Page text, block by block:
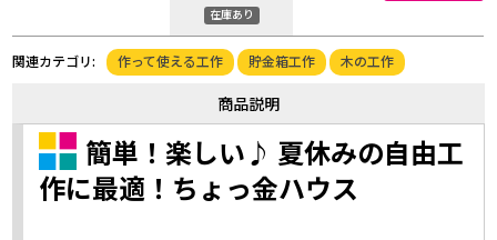
在庫あり
関連カテゴリ: 作って使える工作 貯金箱工作 木の工作
商品説明
簡単！楽しい♪ 夏休みの自由工
作に最適！ちょっ金ハウス